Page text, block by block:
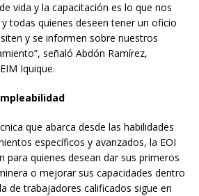
vida y la capacitación es lo que nos
todas quienes deseen tener un oficio
y se informen sobre nuestros
señaló Abdón Ramírez,
Iquique.
que abarca desde las habilidades
específicos y avanzados, la EOI
para quienes desean dar sus primeros
o mejorar sus capacidades dentro
de trabajadores calificados sigue en